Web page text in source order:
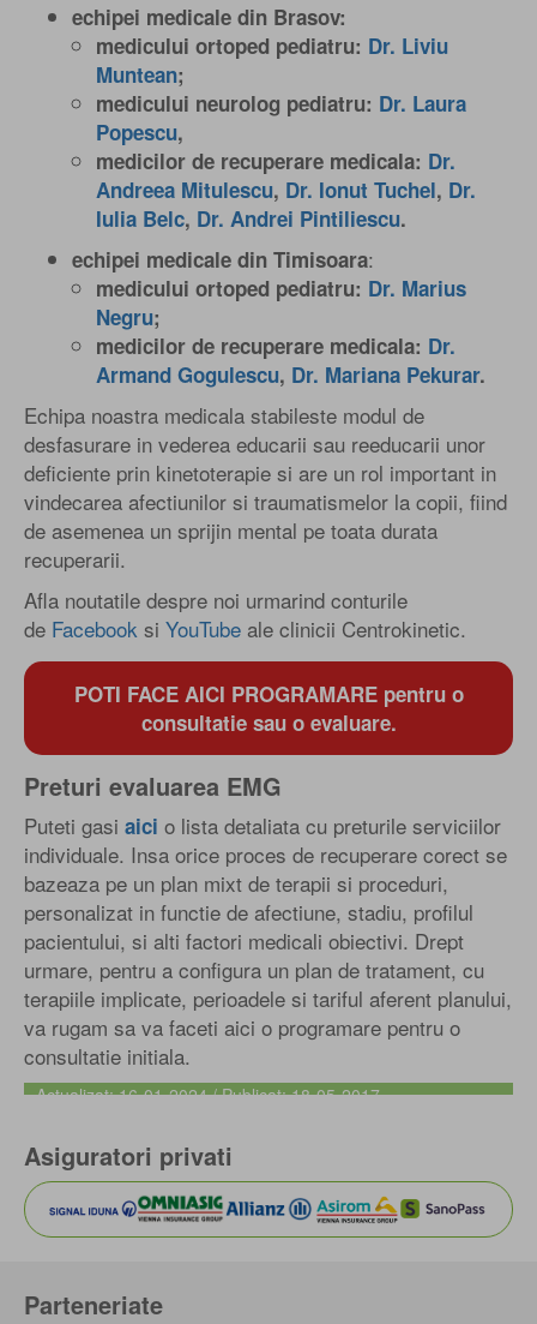
echipei medicale din Brasov:
medicului ortoped pediatru: Dr. Liviu
Muntean;
medicului neurolog pediatru: Dr. Laura
Popescu,
medicilor de recuperare medicala: Dr.
Andreea Mitulescu, Dr. Ionut Tuchel, Dr.
Iulia Belc, Dr. Andrei Pintiliescu.
echipei medicale din Timisoara:
medicului ortoped pediatru: Dr. Marius
Negru;
medicilor de recuperare medicala: Dr.
Armand Gogulescu, Dr. Mariana Pekurar.
Echipa noastra medicala stabileste modul de
desfasurare in vederea educarii sau reeducarii unor
deficiente prin kinetoterapie si are un rol important in
vindecarea afectiunilor si traumatismelor la copii, fiind
de asemenea un sprijin mental pe toata durata
recuperarii.
Afla noutatile despre noi urmarind conturile
de Facebook si YouTube ale clinicii Centrokinetic.
POTI FACE AICI PROGRAMARE pentru o
consultatie sau o evaluare.
Preturi evaluarea EMG
Puteti gasi aici o lista detaliata cu preturile serviciilor
individuale. Insa orice proces de recuperare corect se
bazeaza pe un plan mixt de terapii si proceduri,
personalizat in functie de afectiune, stadiu, profilul
pacientului, si alti factori medicali obiectivi. Drept
urmare, pentru a configura un plan de tratament, cu
terapiile implicate, perioadele si tariful aferent planului,
va rugam sa va faceti aici o programare pentru o
consultatie initiala.
Actualizat: 16-01-2024 / Publicat: 18-05-2017
Asiguratori privati
Parteneriate